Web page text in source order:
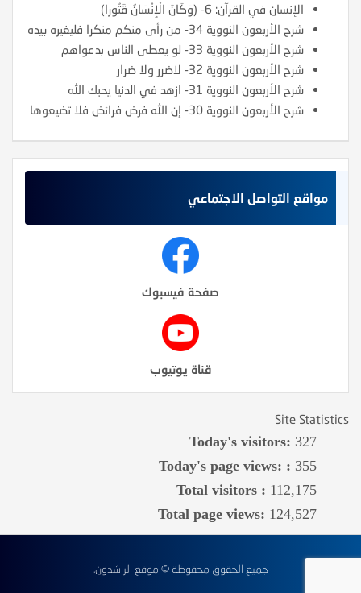
الإنسان في القرآن: 6- (وَكَانَ الْإِنْسَانُ قَتُورا)
شرح الأربعون النووية 34- من رأى منكم منكرا فليغيره بيده
شرح الأربعون النووية 33- لو يعطى الناس بدعواهم
شرح الأربعون النووية 32- لاضرر ولا ضرار
شرح الأربعون النووية 31- ازهد في الدنيا يحبك الله
شرح الأربعون النووية 30- إن الله فرض فرائض فلا تضيعوها
مواقع التواصل الاجتماعي
صفحة فيسبوك
قناة يوتيوب
Site Statistics
Today's visitors: 327
Today's page views: : 355
Total visitors : 112,175
Total page views: 124,527
جميع الحقوق محفوظة © موقع الراشدون.